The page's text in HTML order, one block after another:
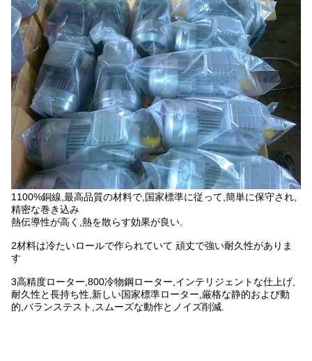
1100%銅線,最高品質の材料で,国家標準に従って,簡単に保守され,
精密な巻き込み
熱伝導性が高く,熱を散らす効果が良い.
2材料は冷たいロールで作られていて 頑丈で強い耐久性がありま
す
3高精度ローター,800冷物鋼ローター,インテリジェントな仕上げ,
耐久性と長持ち性,新しい国家標準ローター,厳格な静的および動
的,バランステスト,スムーズな動作とノイズ削減.